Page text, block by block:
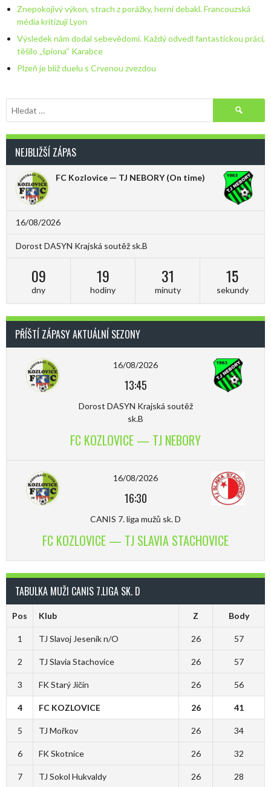
Znepokojivý výkon, strach z porážky, herní debakl. Francouzská
média kritizují Lyon
Výsledek nám dodal sebevědomí. Každý odvedl fantastickou práci,
těšilo „špiona“ Karabce
Plzeň je blíž duelu s Crvenou zvezdou
Vyhledávání
NEJBLIŽŠÍ ZÁPAS
FC Kozlovice — TJ NEBORY(On time)
16/08/2026
Dorost DASYN Krajská soutěž sk.B
09
dny
19
hodiny
31
minuty
14
sekundy
PŘÍŠTÍ ZÁPASY AKTUÁLNÍ SEZONY
16/08/2026
13:45
Dorost DASYN Krajská soutěž
sk.B
FC KOZLOVICE — TJ NEBORY
16/08/2026
16:30
CANIS 7. liga mužů sk. D
FC KOZLOVICE — TJ SLAVIA STACHOVICE
TABULKA MUŽI CANIS 7.LIGA SK. D
Pos Klub Z Body
1 TJ Slavoj Jeseník n/O 26 57
2 TJ Slavia Stachovice 26 57
3 FK Starý Jičín 26 56
4 FC KOZLOVICE 26 41
5 TJ Mořkov 26 34
6 FK Skotnice 26 32
7 TJ Sokol Hukvaldy 26 28